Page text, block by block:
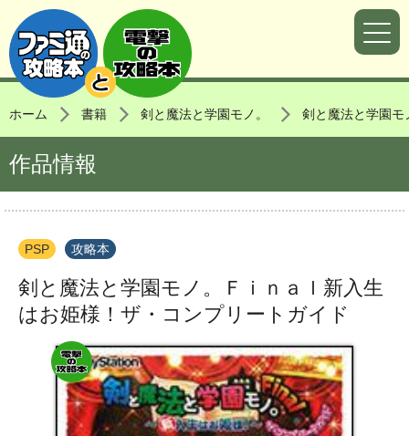
ホーム 書籍 剣と魔法と学園モノ。 剣と魔法と学園モ
作品情報
PSP 攻略本
剣と魔法と学園モノ。Ｆｉｎａｌ新入生
はお姫様！ザ・コンプリートガイド